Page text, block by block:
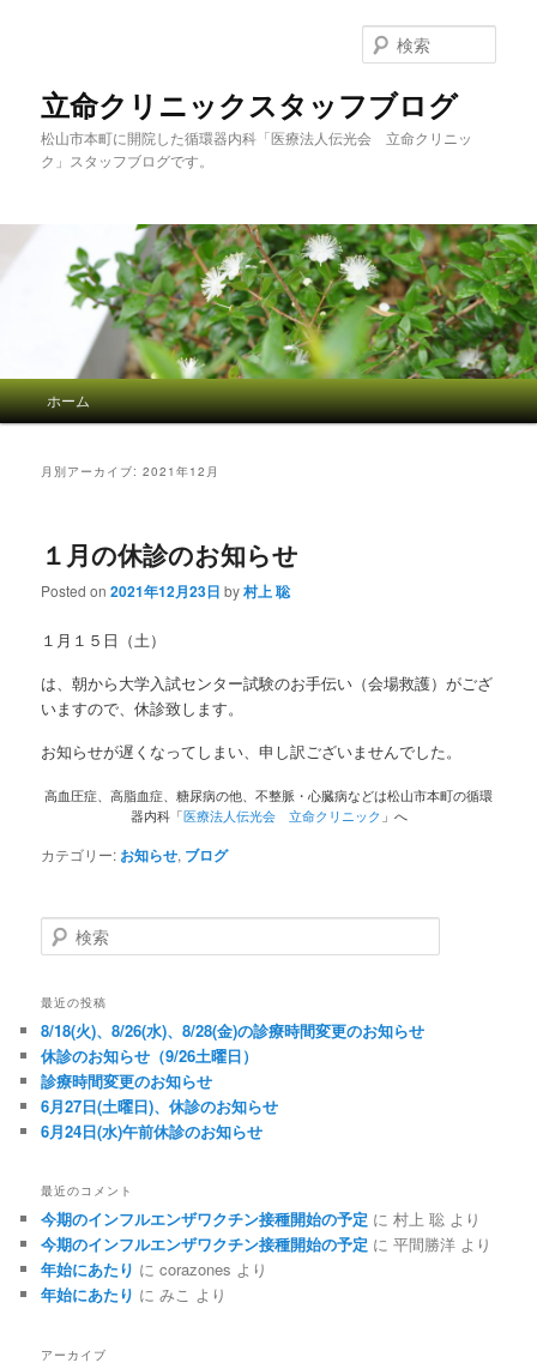
立命クリニックスタッフブログ
松山市本町に開院した循環器内科「医療法人伝光会 立命クリニッ
ク」スタッフブログです。
索
メインメニュー
メインコンテンツへ移動
サブコンテンツへ移動
ホーム
月別アーカイブ:2021年12月
１月の休診のお知らせ
Posted on2021年12月23日 by村上 聡
１月１５日（土）
は、朝から大学入試センター試験のお手伝い（会場救護）がござ
いますので、休診致します。
お知らせが遅くなってしまい、申し訳ございませんでした。
高血圧症、高脂血症、糖尿病の他、不整脈・心臓病などは松山市本町の循環
器内科「医療法人伝光会 立命クリニック 」へ
カテゴリー: お知らせ, ブログ
検索
最近の投稿
8/18(火)、8/26(水)、8/28(金)の診療時間変更のお知らせ
休診のお知らせ（9/26土曜日）
診療時間変更のお知らせ
6月27日(土曜日)、休診のお知らせ
6月24日(水)午前休診のお知らせ
最近のコメント
今期のインフルエンザワクチン接種開始の予定 に村上 聡 より
今期のインフルエンザワクチン接種開始の予定 に平間勝洋 より
年始にあたり にcorazones より
年始にあたり にみこ より
アーカイブ